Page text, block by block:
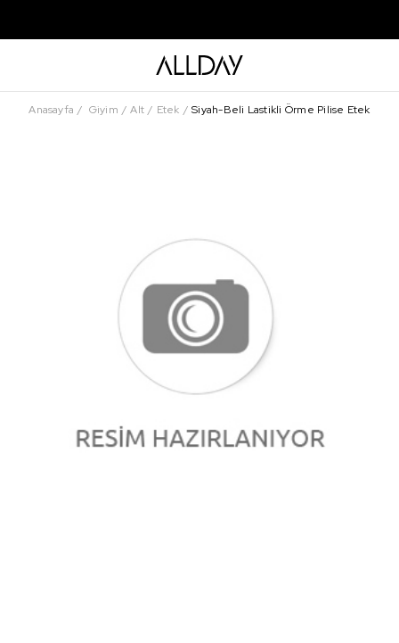
Anasayfa Giyim Alt Etek Siyah-Beli Lastikli Örme Pilise Etek